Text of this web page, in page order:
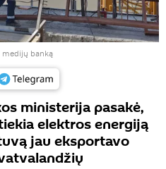
medijų banką
ministerija pasakė,
elektros energiją
jau eksportavo